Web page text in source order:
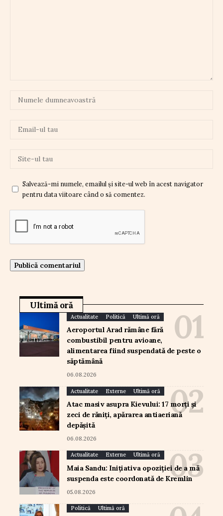
Salvează-mi numele, emailul și site-ul web în acest navigator
pentru data viitoare când o să comentez.
Ultimă oră
Actualitate Politică Ultimă oră
Aeroportul Arad rămâne fără
combustibil pentru avioane,
alimentarea fiind suspendată de peste o
săptămână
06.08.2026
Actualitate Externe Ultimă oră
Atac masiv asupra Kievului: 17 morți și
zeci de răniți, apărarea antiaeriană
depășită
06.08.2026
Actualitate Externe Ultimă oră
Maia Sandu: Inițiativa opoziției de a mă
suspenda este coordonată de Kremlin
05.08.2026
Politică Ultimă oră